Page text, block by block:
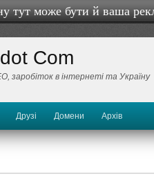
тут може бути й ваша
Com
заробіток в інтернеті та Україну
Друзі Домени Архів